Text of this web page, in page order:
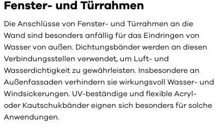
Fenster- und Türrahmen
Die Anschlüsse von Fenster- und Türrahmen an die
Wand sind besonders anfällig für das Eindringen von
Wasser von außen. Dichtungsbänder werden an diesen
Verbindungsstellen verwendet, um Luft- und
Wasserdichtigkeit zu gewährleisten. Insbesondere an
Außenfassaden verhindern sie wirkungsvoll Wasser- und
Windsickerungen. UV-beständige und flexible Acryl-
oder Kautschukbänder eignen sich besonders für solche
Anwendungen.